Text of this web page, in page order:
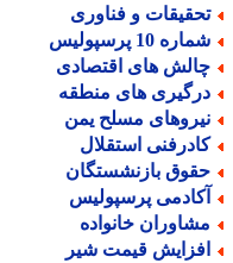
و فناوری
10 پرسپولیس
های اقتصادی
های منطقه
مسلح یمن
استقلال
بازنشستگان
پرسپولیس
خانواده
قیمت شیر